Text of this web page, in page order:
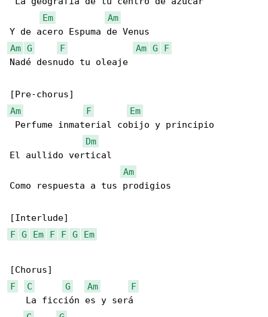
Em
Am
Am G F Am G
F
Nadé desnudo tu oleaje
Am
F
Em
Perfume inmaterial cobijo y principio
Dm
El aullido vertical
Am
Como respuesta a tus prodigios
F G Em F F G Em
F
C G Am
F
   La ficción es y será